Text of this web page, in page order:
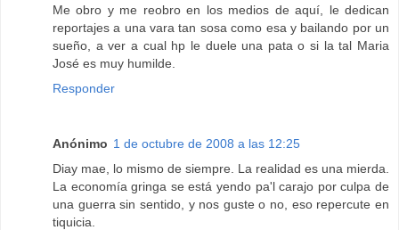
Me obro y me reobro en los medios de aquí, le dedican
reportajes a una vara tan sosa como esa y bailando por un
sueño, a ver a cual hp le duele una pata o si la tal Maria
José es muy humilde.
Responder
Anónimo 1 de octubre de 2008 a las 12:25
Diay mae, lo mismo de siempre. La realidad es una mierda.
La economía gringa se está yendo pa'l carajo por culpa de
una guerra sin sentido, y nos guste o no, eso repercute en
tiquicia.